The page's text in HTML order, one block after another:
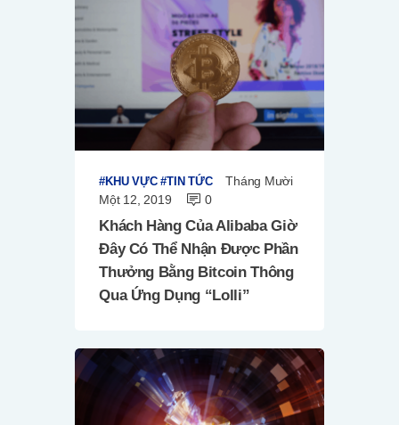
KHU VỰC TIN TỨC
Tháng Mười
Một 12, 2019
0
Khách Hàng Của Alibaba Giờ
Đây Có Thể Nhận Được Phần
Thưởng Bằng Bitcoin Thông
Qua Ứng Dụng “Lolli”